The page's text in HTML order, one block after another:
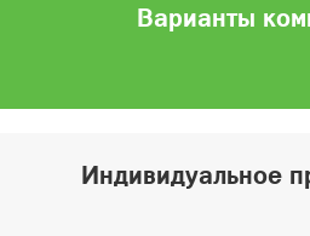
Варианты
Индивидуальное